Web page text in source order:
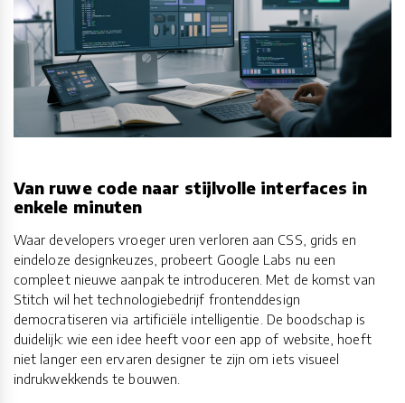
Van ruwe code naar stijlvolle interfaces in
enkele minuten
Waar developers vroeger uren verloren aan CSS, grids en
eindeloze designkeuzes, probeert Google Labs nu een
compleet nieuwe aanpak te introduceren. Met de komst van
Stitch wil het technologiebedrijf frontenddesign
democratiseren via artificiële intelligentie. De boodschap is
duidelijk: wie een idee heeft voor een app of website, hoeft
niet langer een ervaren designer te zijn om iets visueel
indrukwekkends te bouwen.